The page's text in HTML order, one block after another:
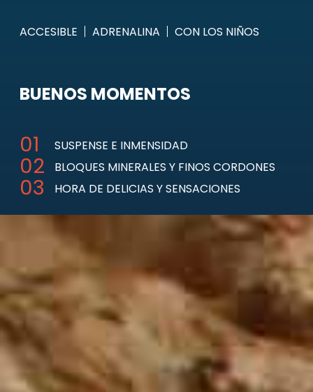
ACCESIBLE ADRENALINA CON LOS NIÑOS
BUENOS MOMENTOS
SUSPENSE E INMENSIDAD
BLOQUES MINERALES Y FINOS CORDONES
HORA DE DELICIAS Y SENSACIONES